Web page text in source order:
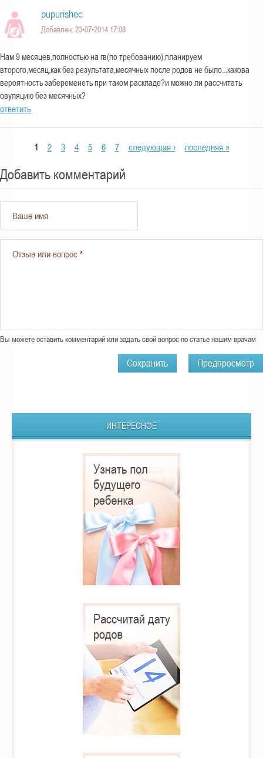
pupurishec
Добавлен: 23•07•2014 17:08
Нам 9 месяцев,полностью на гв(по требованию),планируем
второго,месяц,как без результата,месячных после родов не было...какова
вероятность забеременеть при таком раскладе?и можно ли рассчитать
овуляцию без месячных?
ответить
т
р
а
и
1 2 3 4 5 6 7 следующая › последняя »
Добавить комментарий
Ваше имя
Отзыв или вопрос *
Вы можете оставить комментарий или задать свой вопрос по статье нашим врачам
ИНТЕРЕСНОЕ